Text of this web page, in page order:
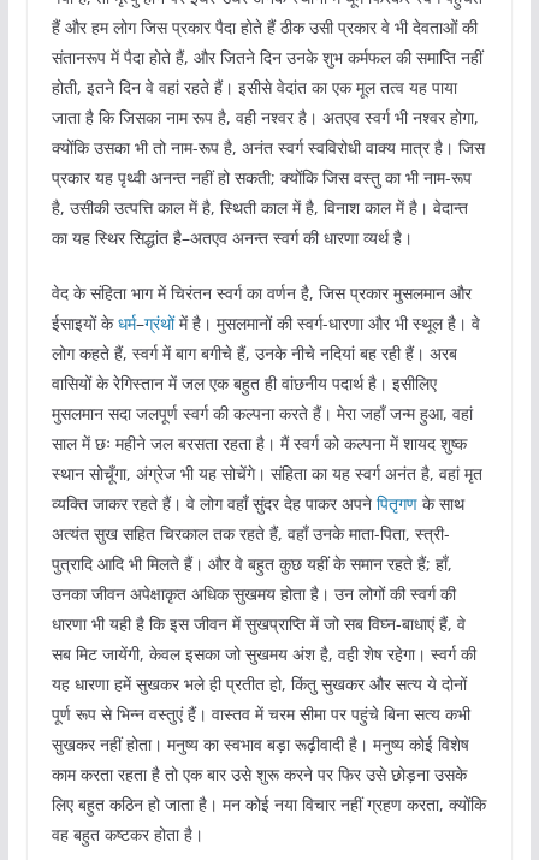
हैं और हम लोग जिस प्रकार पैदा होते हैं ठीक उसी प्रकार वे भी देवताओं की
संतानरूप में पैदा होते हैं, और जितने दिन उनके शुभ कर्मफल की समाप्ति नहीं
होती, इतने दिन वे वहां रहते हैं। इसीसे वेदांत का एक मूल तत्व यह पाया
जाता है कि जिसका नाम रूप है, वही नश्वर है। अतएव स्वर्ग भी नश्वर होगा,
क्योंकि उसका भी तो नाम-रूप है, अनंत स्वर्ग स्वविरोधी वाक्य मात्र है। जिस
प्रकार यह पृथ्वी अनन्त नहीं हो सकती; क्योंकि जिस वस्तु का भी नाम-रूप
है, उसीकी उत्पत्ति काल में है, स्थिती काल में है, विनाश काल में है। वेदान्त
का यह स्थिर सिद्धांत है–अतएव अनन्त स्वर्ग की धारणा व्यर्थ है।
वेद के संहिता भाग में चिरंतन स्वर्ग का वर्णन है, जिस प्रकार मुसलमान और
ईसाइयों केधर्म–ग्रंथोंमें है। मुसलमानों की स्वर्ग-धारणा और भी स्थूल है। वे
लोग कहते हैं, स्वर्ग में बाग बगीचे हैं, उनके नीचे नदियां बह रही हैं। अरब
वासियों के रेगिस्तान में जल एक बहुत ही वांछनीय पदार्थ है। इसीलिए
मुसलमान सदा जलपूर्ण स्वर्ग की कल्पना करते हैं। मेरा जहाँ जन्म हुआ, वहां
साल में छः महीने जल बरसता रहता है। मैं स्वर्ग को कल्पना में शायद शुष्क
स्थान सोचूँगा, अंग्रेज भी यह सोचेंगे। संहिता का यह स्वर्ग अनंत है, वहां मृत
व्यक्ति जाकर रहते हैं। वे लोग वहाँ सुंदर देह पाकर अपने पितृगणके साथ
अत्यंत सुख सहित चिरकाल तक रहते हैं, वहाँ उनके माता-पिता, स्त्री-
पुत्रादि आदि भी मिलते हैं। और वे बहुत कुछ यहीं के समान रहते हैं; हाँ,
उनका जीवन अपेक्षाकृत अधिक सुखमय होता है। उन लोगों की स्वर्ग की
धारणा भी यही है कि इस जीवन में सुखप्राप्ति में जो सब विघ्न-बाधाएं हैं, वे
सब मिट जायेंगी, केवल इसका जो सुखमय अंश है, वही शेष रहेगा। स्वर्ग की
यह धारणा हमें सुखकर भले ही प्रतीत हो, किंतु सुखकर और सत्य ये दोनों
पूर्ण रूप से भिन्न वस्तुएं हैं। वास्तव में चरम सीमा पर पहुंचे बिना सत्य कभी
सुखकर नहीं होता। मनुष्य का स्वभाव बड़ा रूढ़ीवादी है। मनुष्य कोई विशेष
काम करता रहता है तो एक बार उसे शुरू करने पर फिर उसे छोड़ना उसके
लिए बहुत कठिन हो जाता है। मन कोई नया विचार नहीं ग्रहण करता, क्योंकि
वह बहुत कष्टकर होता है।